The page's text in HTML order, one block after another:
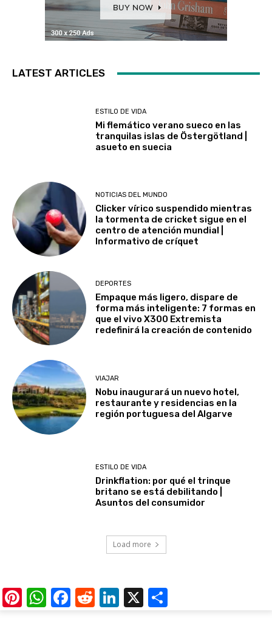
LATEST ARTICLES
ESTILO DE VIDA
Mi flemático verano sueco en las
tranquilas islas de Östergötland |
asueto en suecia
NOTICIAS DEL MUNDO
Clicker vírico suspendido mientras
la tormenta de cricket sigue en el
centro de atención mundial |
Informativo de críquet
DEPORTES
Empaque más ligero, dispare de
forma más inteligente: 7 formas en
que el vivo X300 Extremista
redefinirá la creación de contenido
VIAJAR
Nobu inaugurará un nuevo hotel,
restaurante y residencias en la
región portuguesa del Algarve
ESTILO DE VIDA
Drinkflation: por qué el trinque
britano se está debilitando |
Asuntos del consumidor
Load more
Pinterest
WhatsApp
Facebook
RedditLinkedIn
X